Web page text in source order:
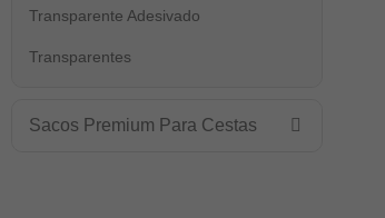
Transparente Adesivado
Transparentes
Sacos Premium Para Cestas